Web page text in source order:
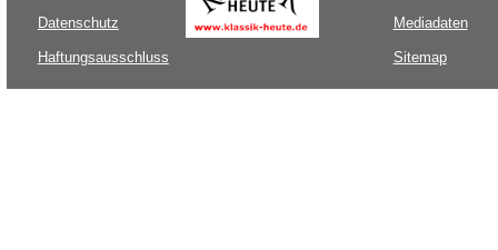
Datenschutz
Haftungsausschluss
Mediadaten
Sitemap